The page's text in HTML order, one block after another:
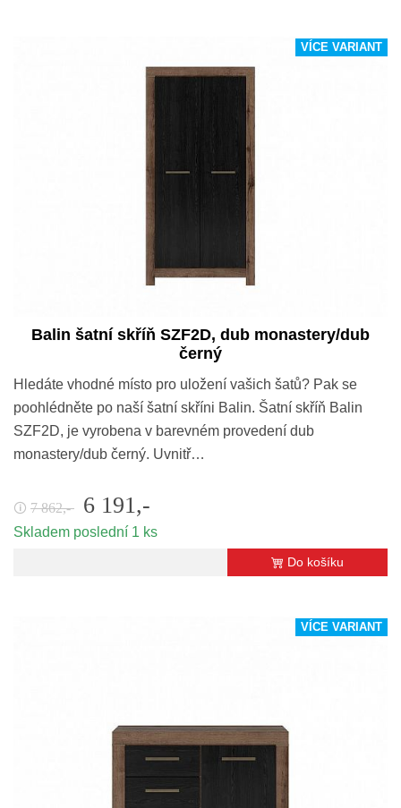
VÍCE VARIANT
Balin šatní skříň SZF2D, dub monastery/dub
černý
Hledáte vhodné místo pro uložení vašich šatů? Pak se
poohlédněte po naší šatní skříni Balin. Šatní skříň Balin
SZF2D, je vyrobena v barevném provedení dub
monastery/dub černý. Uvnitř…
🛈 7 862,- 6 191,-
Skladem poslední 1 ks
Do košíku
VÍCE VARIANT